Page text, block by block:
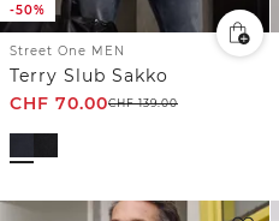
-50%
Street One MEN
Terry Slub Sakko
CHF 70.00CHF139.00